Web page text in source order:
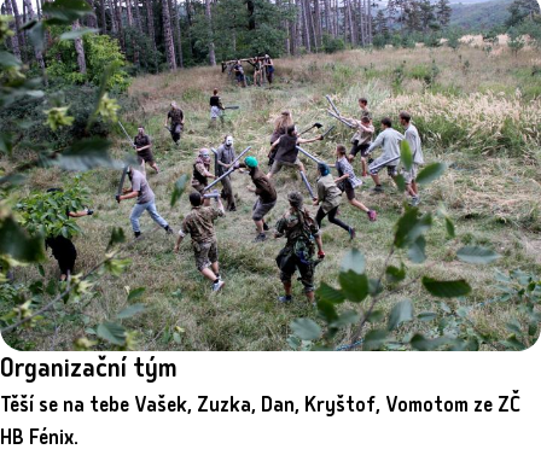
Organizační tým
Těší se na tebe Vašek, Zuzka, Dan, Kryštof, Vomotom ze ZČ
HB Fénix.